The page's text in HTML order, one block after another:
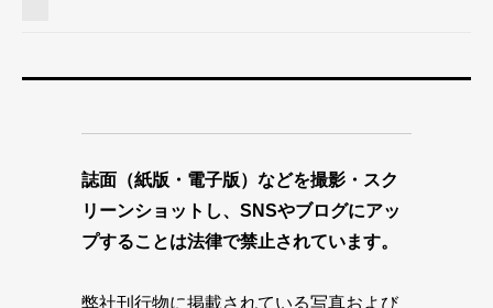
誌面（紙版・電子版）などを撮影・スク
リーンショットし、SNSやブログにアッ
プすることは法律で禁止されています。
弊社刊行物に掲載されている写真および